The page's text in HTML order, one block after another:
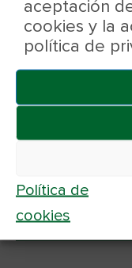
aceptación
cookies y la
política de
Política de
cookies
Category:Otros